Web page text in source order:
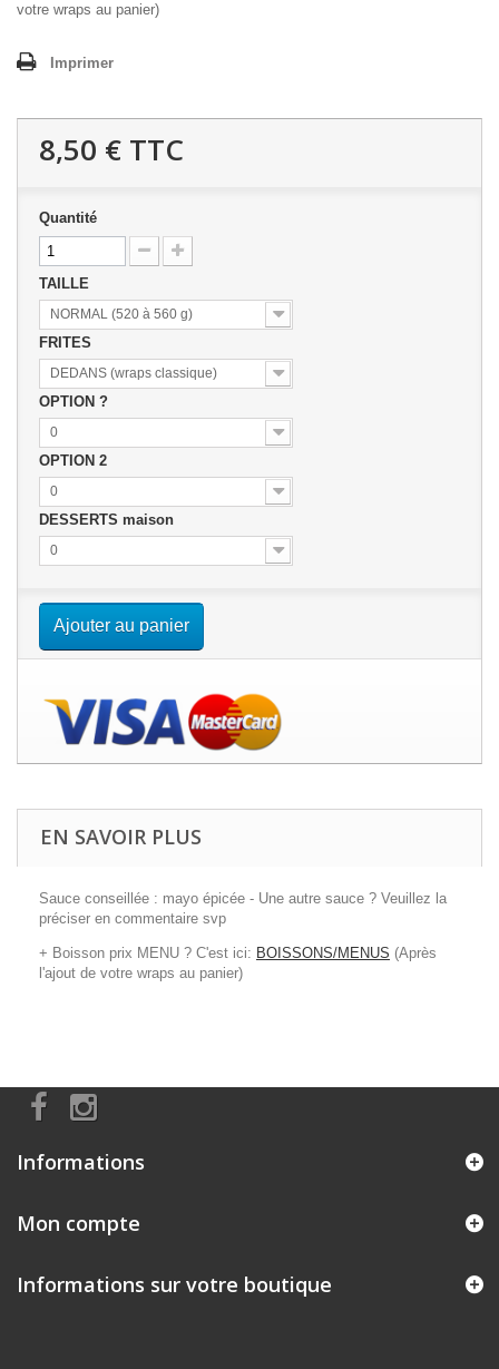
votre wraps au panier)
Imprimer
8,50 € TTC
Quantité
TAILLE
NORMAL (520 à 560 g)
FRITES
DEDANS (wraps classique)
OPTION ?
0
OPTION 2
0
DESSERTS maison
0
Ajouter au panier
EN SAVOIR PLUS
Sauce conseillée : mayo épicée - Une autre sauce ? Veuillez la
préciser en commentaire svp
+ Boisson prix MENU ? C'est ici: BOISSONS/MENUS (Après
l'ajout de votre wraps au panier)
Informations
Mon compte
Informations sur votre boutique